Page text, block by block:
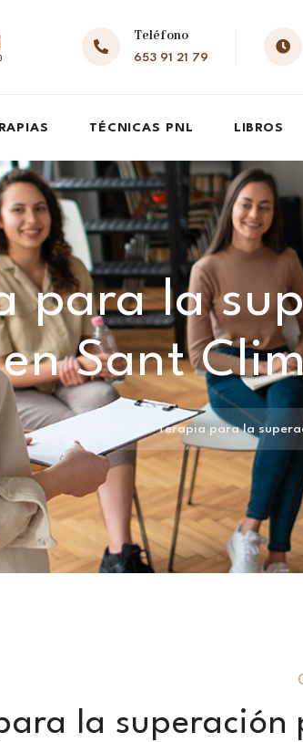
Teléfono
653 91 21 79
TÉCNICAS PNL LIBROS
para la
en Sant
Terapia para la
la superación